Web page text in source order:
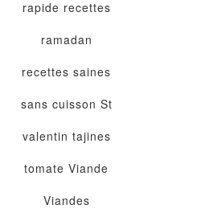
rapide recettes
ramadan
recettes saines
sans cuisson St
valentin tajines
tomate Viande
Viandes